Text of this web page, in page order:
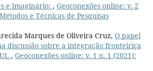
e Imaginário: , Geoconexões online: v. 2
e Técnicas de Pesquisas
Marques de Oliveira Cruz, O papel
discussão sobre a integração fronteiriça
, Geoconexões online: v. 1 n. 1 (2021):